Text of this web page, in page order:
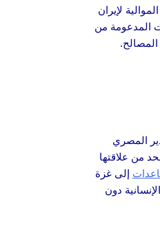
لإيران
المدعومة من
المصري
من علاقتها
إلى غزة
دون